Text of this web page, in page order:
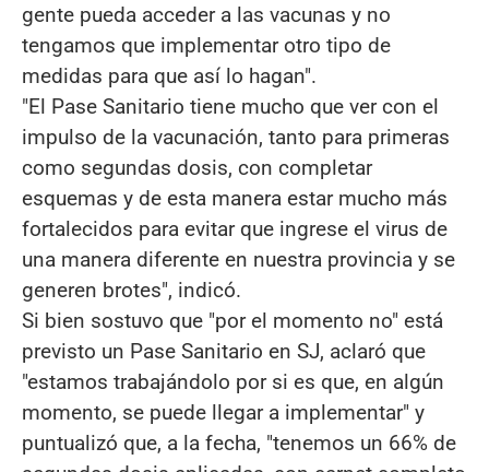
gente pueda acceder a las vacunas y no
tengamos que implementar otro tipo de
medidas para que así lo hagan".
"El Pase Sanitario tiene mucho que ver con el
impulso de la vacunación, tanto para primeras
como segundas dosis, con completar
esquemas y de esta manera estar mucho más
fortalecidos para evitar que ingrese el virus de
una manera diferente en nuestra provincia y se
generen brotes", indicó.
Si bien sostuvo que "por el momento no" está
previsto un Pase Sanitario en SJ, aclaró que
"estamos trabajándolo por si es que, en algún
momento, se puede llegar a implementar" y
puntualizó que, a la fecha, "tenemos un 66% de